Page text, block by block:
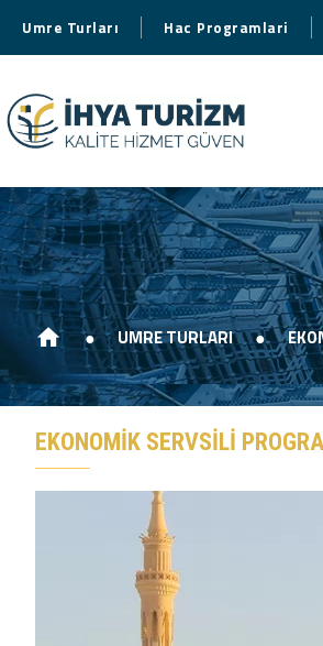
Umre Turları Hac Programlari
UMRE TURLARI
EKONOMİK SERVSİLİ